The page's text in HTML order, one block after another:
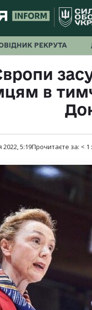
РЕКРУТА
в
5:19Прочитаєте за: < 1